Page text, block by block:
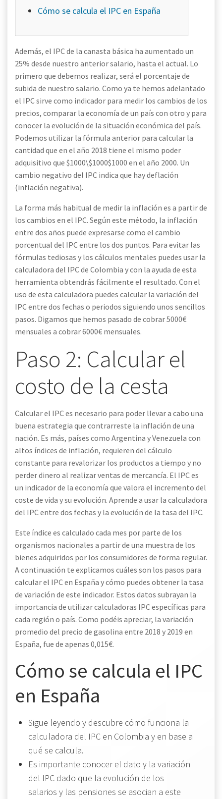
Cómo se calcula el IPC en España
Además, el IPC de la canasta básica ha aumentado un
25% desde nuestro anterior salario, hasta el actual. Lo
primero que debemos realizar, será el porcentaje de
subida de nuestro salario. Como ya te hemos adelantado
el IPC sirve como indicador para medir los cambios de los
precios, comparar la economía de un país con otro y para
conocer la evolución de la situación económica del país.
Podemos utilizar la fórmula anterior para calcular la
cantidad que en el año 2018 tiene el mismo poder
adquisitivo que $1000\$1000$1000 en el año 2000. Un
cambio negativo del IPC indica que hay deflación
(inflación negativa).
La forma más habitual de medir la inflación es a partir de
los cambios en el IPC. Según este método, la inflación
entre dos años puede expresarse como el cambio
porcentual del IPC entre los dos puntos. Para evitar las
fórmulas tediosas y los cálculos mentales puedes usar la
calculadora del IPC de Colombia y con la ayuda de esta
herramienta obtendrás fácilmente el resultado. Con el
uso de esta calculadora puedes calcular la variación del
IPC entre dos fechas o periodos siguiendo unos sencillos
pasos. Digamos que hemos pasado de cobrar 5000€
mensuales a cobrar 6000€ mensuales.
Paso 2: Calcular el
costo de la cesta
Calcular el IPC es necesario para poder llevar a cabo una
buena estrategia que contrarreste la inflación de una
nación. Es más, países como Argentina y Venezuela con
altos índices de inflación, requieren del cálculo
constante para revalorizar los productos a tiempo y no
perder dinero al realizar ventas de mercancía. El IPC es
un indicador de la economía que valora el incremento del
coste de vida y su evolución. Aprende a usar la calculadora
del IPC entre dos fechas y la evolución de la tasa del IPC.
Este índice es calculado cada mes por parte de los
organismos nacionales a partir de una muestra de los
bienes adquiridos por los consumidores de forma regular.
A continuación te explicamos cuáles son los pasos para
calcular el IPC en España y cómo puedes obtener la tasa
de variación de este indicador. Estos datos subrayan la
importancia de utilizar calculadoras IPC específicas para
cada región o país. Como podéis apreciar, la variación
promedio del precio de gasolina entre 2018 y 2019 en
España, fue de apenas 0,015€.
Cómo se calcula el IPC
en España
Sigue leyendo y descubre cómo funciona la
calculadora del IPC en Colombia y en base a
qué se calcula.
Es importante conocer el dato y la variación
del IPC dado que la evolución de los
salarios y las pensiones se asocian a este